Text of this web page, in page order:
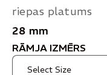
riepas platums
28 mm
RĀMJA IZMĒRS